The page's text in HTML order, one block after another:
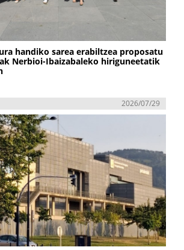
handiko sarea erabiltzea proposatu
Nerbioi-Ibaizabaleko hiriguneetatik
2026/07/29